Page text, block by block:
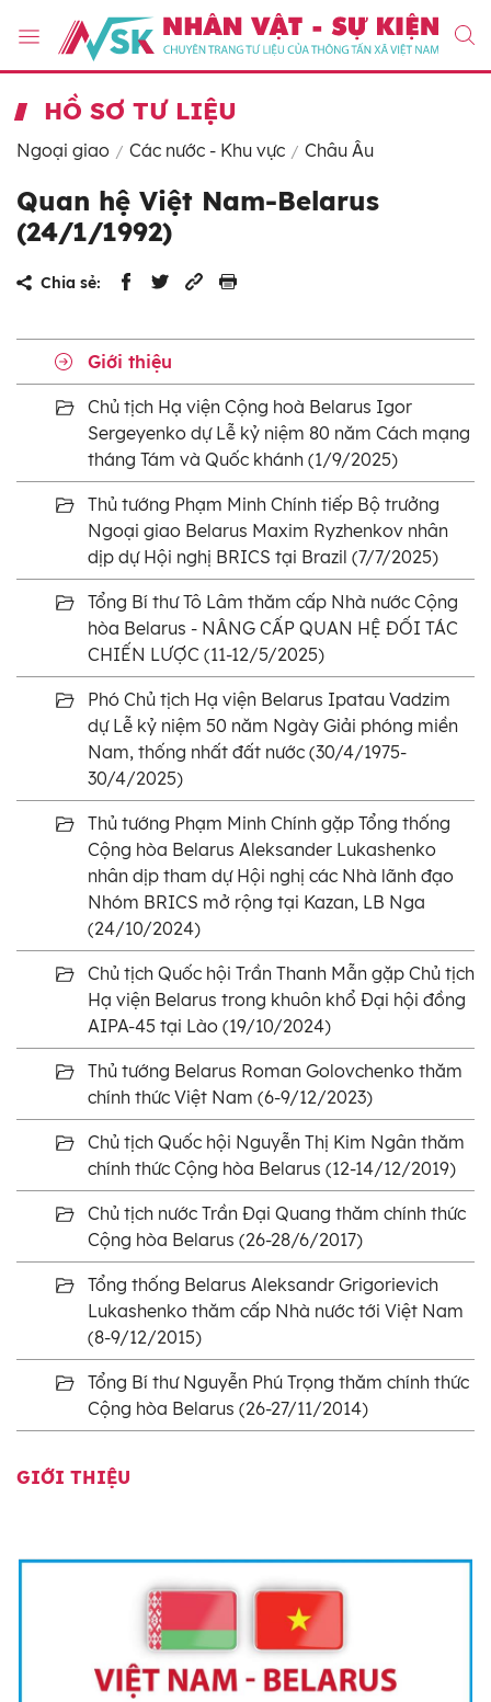
HỒ SƠ TƯ LIỆU
Ngoại giao Các nước - Khu vực Châu Âu
Quan hệ Việt Nam-Belarus
(24/1/1992)
Chia sẻ:
Giới thiệu
Chủ tịch Hạ viện Cộng hoà Belarus Igor
Sergeyenko dự Lễ kỷ niệm 80 năm Cách mạng
tháng Tám và Quốc khánh (1/9/2025)
Thủ tướng Phạm Minh Chính tiếp Bộ trưởng
Ngoại giao Belarus Maxim Ryzhenkov nhân
dịp dự Hội nghị BRICS tại Brazil (7/7/2025)
Tổng Bí thư Tô Lâm thăm cấp Nhà nước Cộng
hòa Belarus - NÂNG CẤP QUAN HỆ ĐỐI TÁC
CHIẾN LƯỢC (11-12/5/2025)
Phó Chủ tịch Hạ viện Belarus Ipatau Vadzim
dự Lễ kỷ niệm 50 năm Ngày Giải phóng miền
Nam, thống nhất đất nước (30/4/1975-
30/4/2025)
Thủ tướng Phạm Minh Chính gặp Tổng thống
Cộng hòa Belarus Aleksander Lukashenko
nhân dịp tham dự Hội nghị các Nhà lãnh đạo
Nhóm BRICS mở rộng tại Kazan, LB Nga
(24/10/2024)
Chủ tịch Quốc hội Trần Thanh Mẫn gặp Chủ tịch
Hạ viện Belarus trong khuôn khổ Đại hội đồng
AIPA-45 tại Lào (19/10/2024)
Thủ tướng Belarus Roman Golovchenko thăm
chính thức Việt Nam (6-9/12/2023)
Chủ tịch Quốc hội Nguyễn Thị Kim Ngân thăm
chính thức Cộng hòa Belarus (12-14/12/2019)
Chủ tịch nước Trần Đại Quang thăm chính thức
Cộng hòa Belarus (26-28/6/2017)
Tổng thống Belarus Aleksandr Grigorievich
Lukashenko thăm cấp Nhà nước tới Việt Nam
(8-9/12/2015)
Tổng Bí thư Nguyễn Phú Trọng thăm chính thức
Cộng hòa Belarus (26-27/11/2014)
GIỚI THIỆU